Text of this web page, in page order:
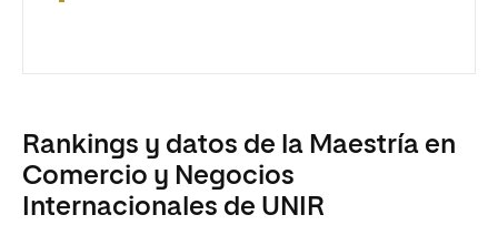
Rankings y datos de la Maestría en
Comercio y Negocios
Internacionales de UNIR